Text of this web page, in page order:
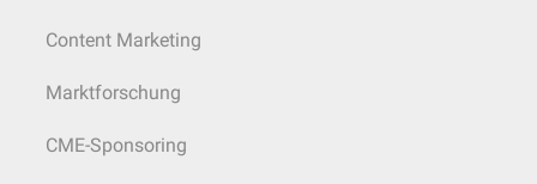
Content Marketing
Marktforschung
CME-Sponsoring